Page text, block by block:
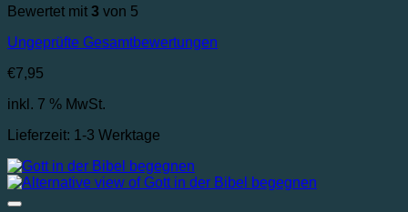
Bewertet mit 3 von 5
Ungeprüfte Gesamtbewertungen
€7,95
inkl. 7 % MwSt.
Lieferzeit: 1-3 Werktage